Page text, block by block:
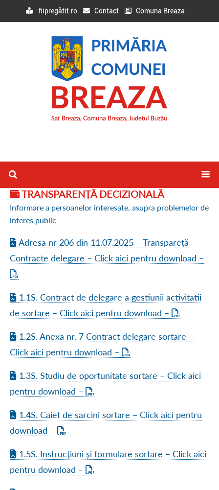
fiipregătit.ro Contact Comuna Breaza
TRANSPARENȚĂ DECIZIONALĂ
Informare a persoanelor interesate, asupra problemelor de
interes public
Adresa nr 206 din 11.07.2025 – Transpareță
Contracte delegare – Click aici pentru download –
1.1S. Contract de delegare a gestiunii activitatii
de sortare – Click aici pentru download –
1.2S. Anexa nr. 7 Contract delegare sortare –
Click aici pentru download –
1.3S. Studiu de oportunitate sortare – Click aici
pentru download –
1.4S. Caiet de sarcini sortare – Click aici pentru
download –
1.5S. Instrucțiuni și formulare sortare – Click aici
pentru download –